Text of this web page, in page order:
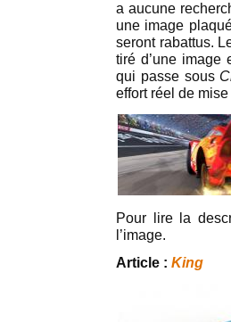
a aucune
une image
seront rabattus.
tiré d’une image
qui passe sous
effort réel de
Pour lire la
l’image.
Article : King